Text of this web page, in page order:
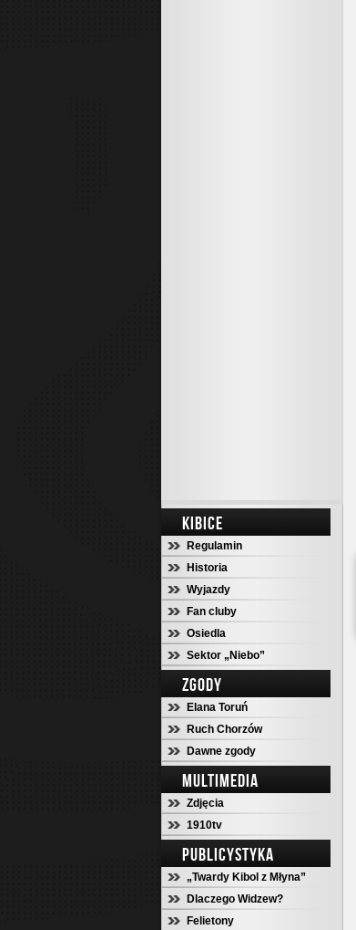
KIBICE
Regulamin
Historia
Wyjazdy
Fan cluby
Osiedla
Sektor „Niebo”
ZGODY
Elana Toruń
Ruch Chorzów
Dawne zgody
MULTIMEDIA
Zdjęcia
1910tv
PUBLICYSTYKA
„Twardy Kibol z Młyna”
Dlaczego Widzew?
Felietony